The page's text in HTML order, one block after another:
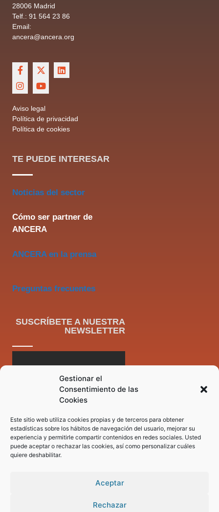
Gestionar el
Consentimiento de las
Cookies
Este sitio web utiliza cookies propias y de terceros para obtener
estadísticas sobre los hábitos de navegación del usuario, mejorar su
experiencia y permitirle compartir contenidos en redes sociales. Usted
puede aceptar o rechazar las cookies, así como personalizar cuáles
quiere deshabilitar.
Aceptar
Rechazar
28006 Madrid
Telf.: 91 564 23 86
Email:
ancera@ancera.org
Aviso legal
Política de privacidad
Política de cookies
TE PUEDE INTERESAR
Noticias del sector
Cómo ser partner de
ANCERA
ANCERA en la prensa
Preguntas frecuentes
SUSCRÍBETE A NUESTRA
NEWSLETTER